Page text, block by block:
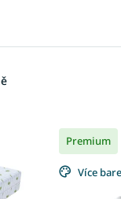
Premium
Více